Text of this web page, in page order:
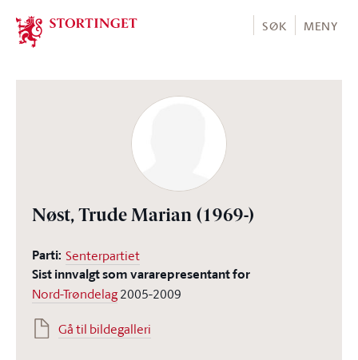
Stortinget.no
SØK MENY
Nøst, Trude Marian (1969-)
Parti: Senterpartiet
Sist innvalgt som vararepresentant for
Nord-Trøndelag2005-2009
Gå til bildegalleri